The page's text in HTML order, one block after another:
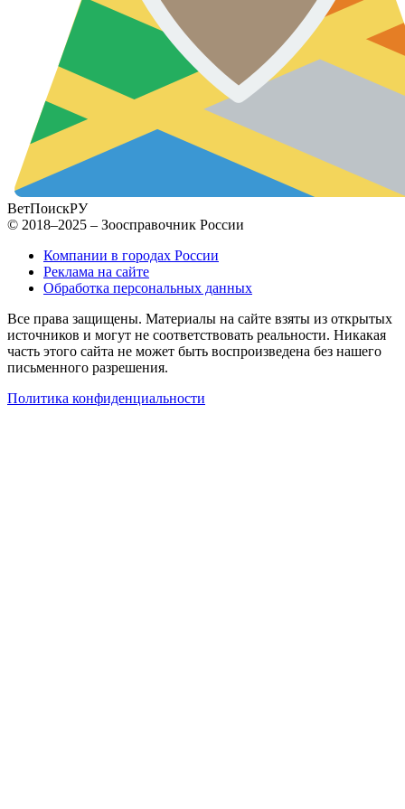
ВетПоискРУ
© 2018–2025 – Зоосправочник России
Компании в городах России
Реклама на сайте
Обработка персональных данных
Все права защищены. Материалы на сайте взяты из открытых
источников и могут не соответствовать реальности. Никакая
часть этого сайта не может быть воспроизведена без нашего
письменного разрешения.
Политика конфиденциальности